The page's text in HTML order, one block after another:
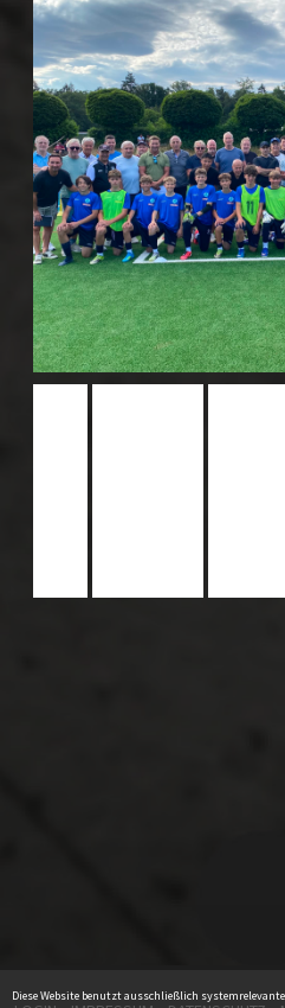
Diese Website benutzt ausschließlich systemrelevante